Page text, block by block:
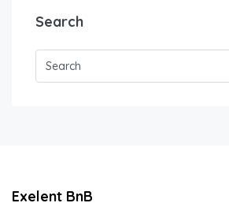
Search
Exelent BnB